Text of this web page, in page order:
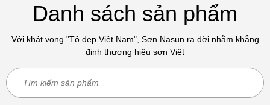
Danh sách sản phẩm
Với khát vọng "Tô đẹp Việt Nam", Sơn Nasun ra đời nhằm khẳng
định thương hiệu sơn Việt